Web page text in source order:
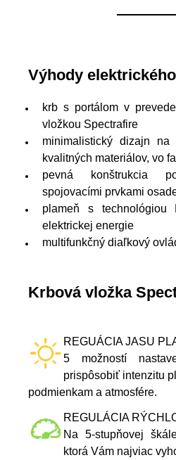
Výhody
krb s portálom v
vložkou Spectrafire
minimalistický dizajn
kvalitných materiálov, vo
pevná konštrukcia
spojovacími prvkami
plameň s technológiou
elektrickej energie
multifunkčný diaľkový
Krbová vložka
REGUÁCIA JASU
5 možností
prispôsobiť intenzitu
podmienkam a atmosfére.
REGULÁCIA
Na 5-stupňovej
ktorá Vám najviac